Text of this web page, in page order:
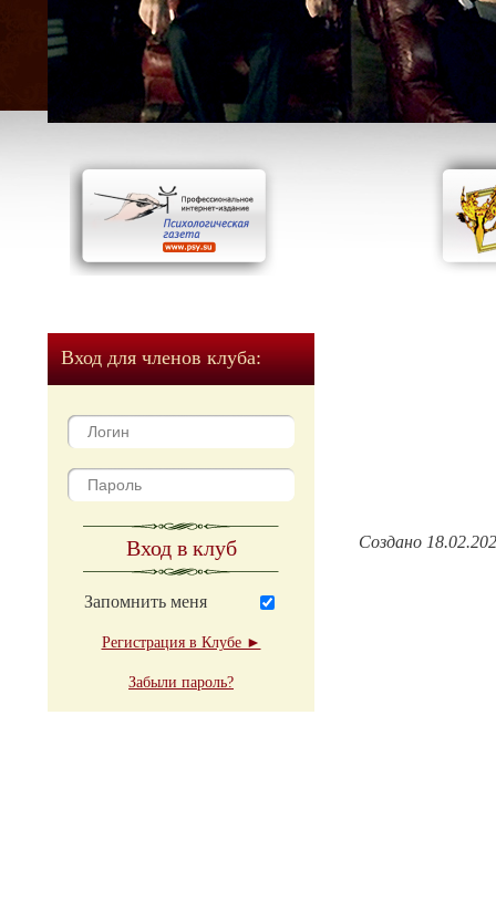
Вход для членов клуба:
Вход в клуб
Запомнить меня
Регистрация в Клубе ►
Забыли пароль?
Создано